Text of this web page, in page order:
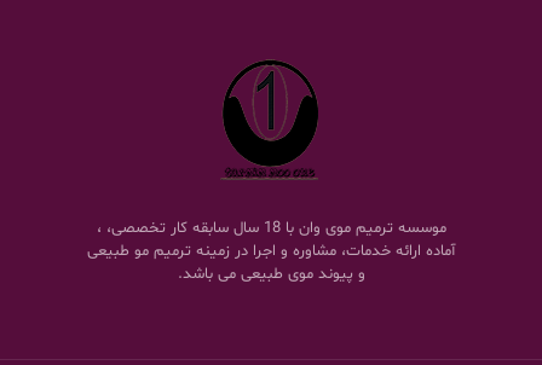
موسسه ترمیم موی وان با 18 سال سابقه کار تخصصی، ،
آماده ارائه خدمات، مشاوره و اجرا در زمینه ترمیم مو طبیعی
و پیوند موی طبیعی می باشد.